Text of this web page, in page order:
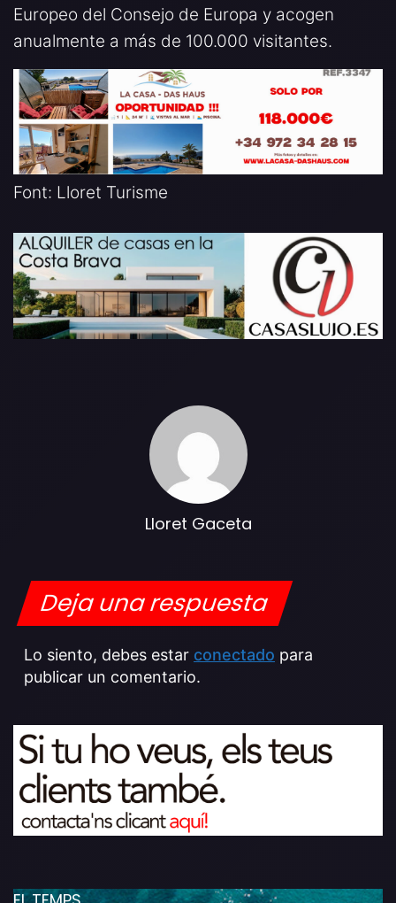
Europeo del Consejo de Europa y acogen
anualmente a más de 100.000 visitantes.
Font: Lloret Turisme
Lloret Gaceta
Deja una respuesta
Lo siento, debes estar conectado para
publicar un comentario.